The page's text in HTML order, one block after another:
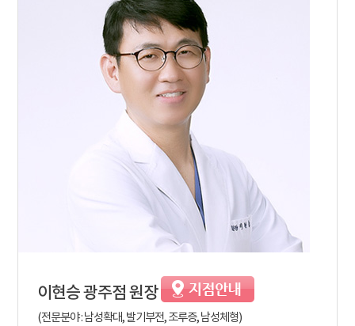
이현승광주점 원장
(전문분야 : 남성확대, 발기부전, 조루증, 남성체형)